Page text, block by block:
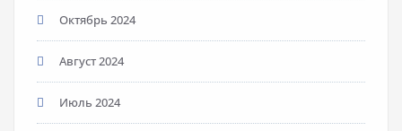
Октябрь 2024
Август 2024
Июль 2024